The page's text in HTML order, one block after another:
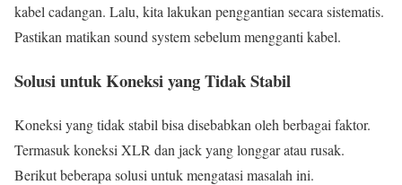
kabel cadangan. Lalu, kita lakukan penggantian secara sistematis.
Pastikan matikan sound system sebelum mengganti kabel.
Solusi untuk Koneksi yang Tidak Stabil
Koneksi yang tidak stabil bisa disebabkan oleh berbagai faktor.
Termasuk koneksi XLR dan jack yang longgar atau rusak.
Berikut beberapa solusi untuk mengatasi masalah ini.